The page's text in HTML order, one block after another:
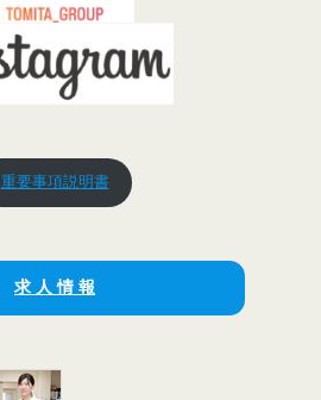
重要事項説明書
求 人 情 報